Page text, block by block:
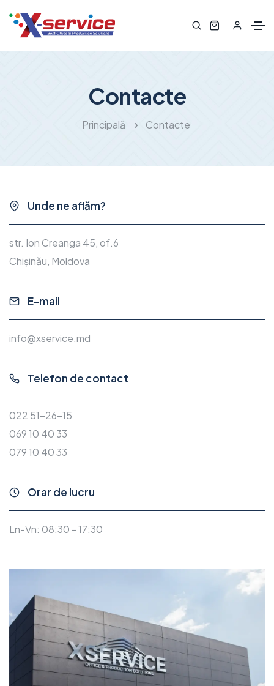
Contacte
Principală Contacte
Unde ne aflăm?
str. Ion Creanga 45, of.6
Chișinău, Moldova
E-mail
info@xservice.md
Telefon de contact
022 51-26-15
069 10 40 33
079 10 40 33
Orar de lucru
Ln-Vn: 08:30 - 17:30